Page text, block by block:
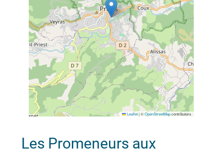
Leaflet |©OpenStreetMapcontributors
Les Promeneurs aux